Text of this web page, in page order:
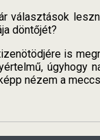
választások
döntőjét?
is
úgyhogy
nézem a